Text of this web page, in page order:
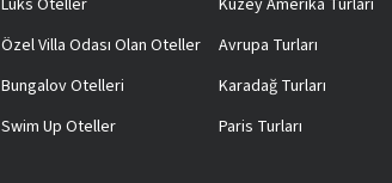
Lüks Oteller
Özel Villa Odası Olan Oteller
Bungalov Otelleri
Swim Up Oteller
Kuzey Amerika Turları
Avrupa Turları
Karadağ Turları
Paris Turları